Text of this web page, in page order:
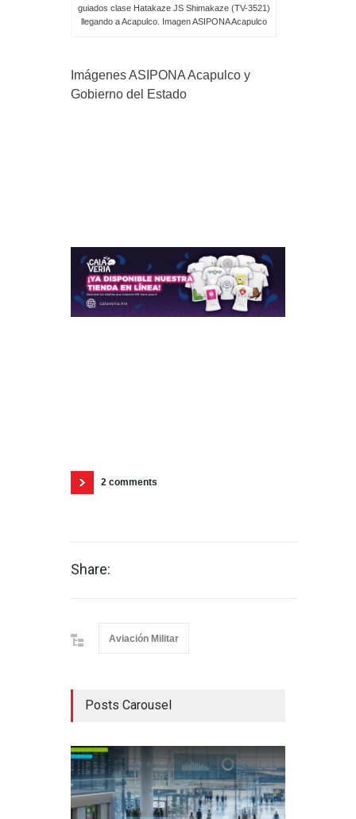
guiados clase Hatakaze JS Shimakaze (TV-3521)
llegando a Acapulco. Imagen ASIPONA Acapulco
Imágenes ASIPONA Acapulco y
Gobierno del Estado
2 comments
Share:
Aviación Militar
Posts Carousel